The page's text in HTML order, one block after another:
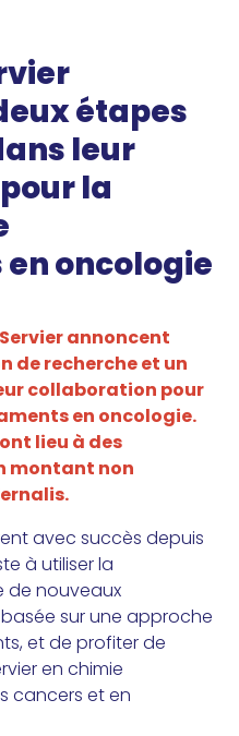
étapes
leur
la
oncologie
annoncent
de recherche et un
collaboration pour
en oncologie.
lieu à des
montant non
avec succès depuis
à utiliser la
de nouveaux
sur une approche
et de profiter de
en chimie
cancers et en